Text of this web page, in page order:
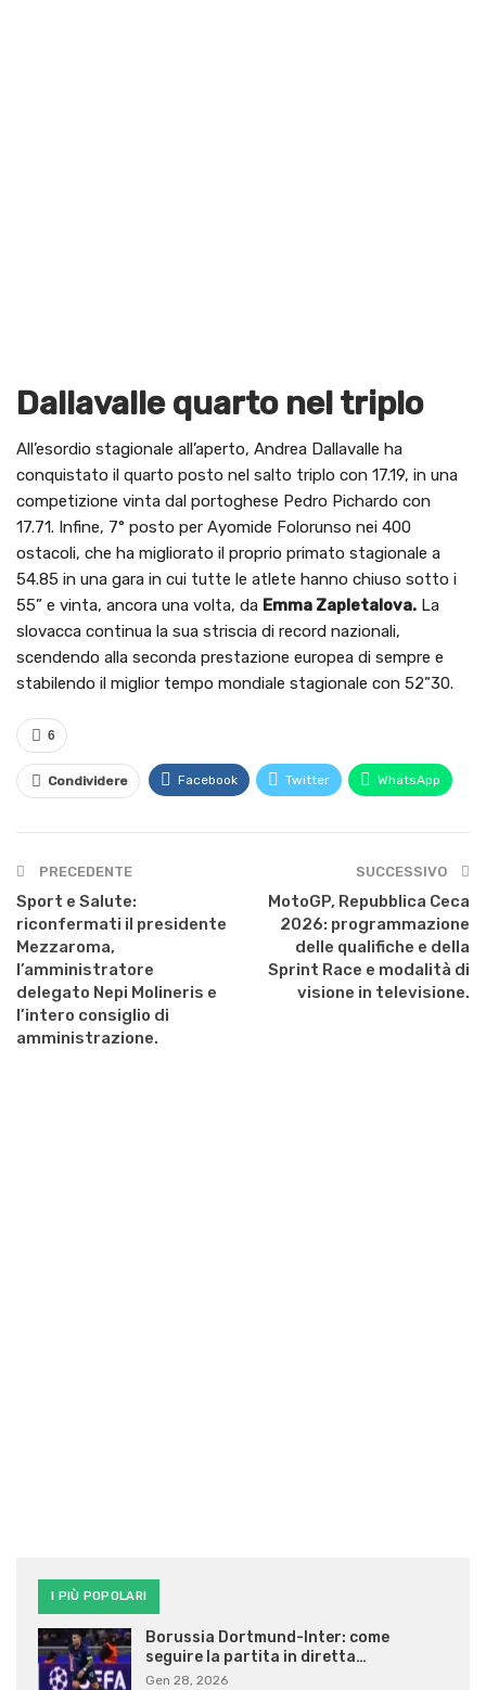
Dallavalle quarto nel triplo
All’esordio stagionale all’aperto, Andrea Dallavalle ha
conquistato il quarto posto nel salto triplo con 17.19, in una
competizione vinta dal portoghese Pedro Pichardo con
17.71. Infine, 7° posto per Ayomide Folorunso nei 400
ostacoli, che ha migliorato il proprio primato stagionale a
54.85 in una gara in cui tutte le atlete hanno chiuso sotto i
55” e vinta, ancora una volta, da Emma Zapletalova. La
slovacca continua la sua striscia di record nazionali,
scendendo alla seconda prestazione europea di sempre e
stabilendo il miglior tempo mondiale stagionale con 52”30.
6
Condividere Facebook Twitter WhatsApp
PRECEDENTE
Sport e Salute:
riconfermati il presidente
Mezzaroma,
l’amministratore
delegato Nepi Molineris e
l’intero consiglio di
amministrazione.
SUCCESSIVO
MotoGP, Repubblica Ceca
2026: programmazione
delle qualifiche e della
Sprint Race e modalità di
visione in televisione.
I PIÙ POPOLARI
Borussia Dortmund-Inter: come
seguire la partita in diretta…
Gen 28, 2026